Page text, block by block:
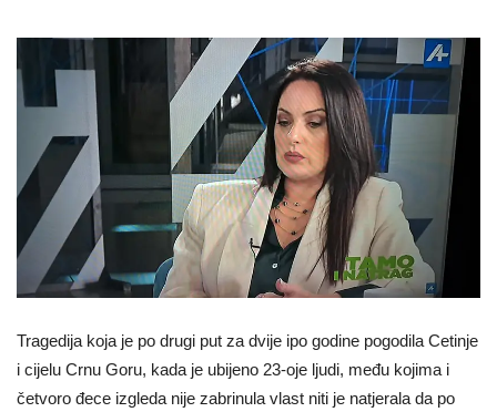
Tragedija koja je po drugi put za dvije ipo godine pogodila Cetinje
i cijelu Crnu Goru, kada je ubijeno 23-oje ljudi, među kojima i
četvoro đece izgleda nije zabrinula vlast niti je natjerala da po